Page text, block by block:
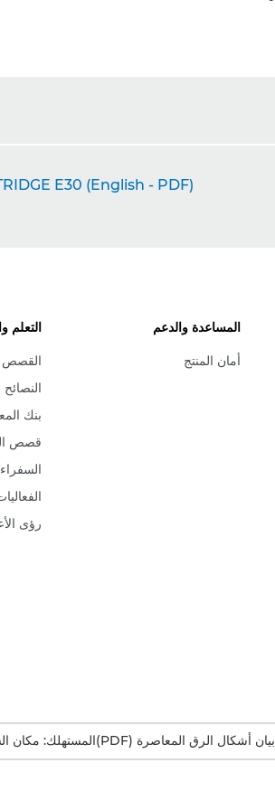
E30 (English - PDF)
المساعدة والدعم
أمان المنتج
التعلم
القصص
النصائح
بنك
قصص
السفراء
رؤى
بيان أشكال الرق المعاصرة (PDF) المستهلك: مكان